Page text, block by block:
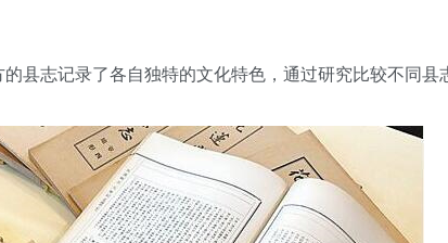
县志记录了各自独特的文化特色，通过研究比较不同县